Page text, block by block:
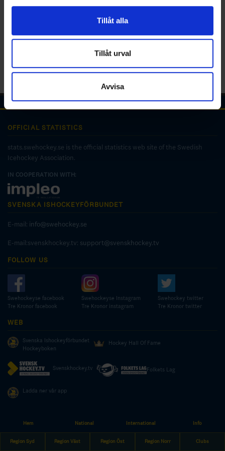
för sociala medier och analysera vår trafik. Vi
vidarebefordrar även sådana identifierare och annan
annons- och analysföretag som vi samarbetar med.
Dessa kan i sin tur kombinera informationen med annan
information som du har tillhandahållit eller som de har
samlat in när du har använt deras tjänster.
Tillåt alla
Tillåt urval
Avvisa
Hem National International Info
Region Syd Region Väst Region Öst Region Norr Clubs
OFFICIAL STATISTICS
stats.swehockey.se is the official statistics web site of the Swedish
Icehockey Association.
IN COOPERATION WITH:
SVENSKA ISHOCKEYFÖRBUNDET
E-mail: info@swehockey.se
E-mail:svenskhockey.tv: support@svenskhockey.tv
FOLLOW US
Swehockeyse facebook
Tre Kronor facebook
Swehockeyse Instagram
Tre Kronor instagram
Swehockey twitter
Tre Kronor twitter
WEB
Svenska Ishockeyförbundet
Hockeyboken
Hockey Hall Of Fame
Svenskhockey.tv Folkets Lag
Ladda ner vår app